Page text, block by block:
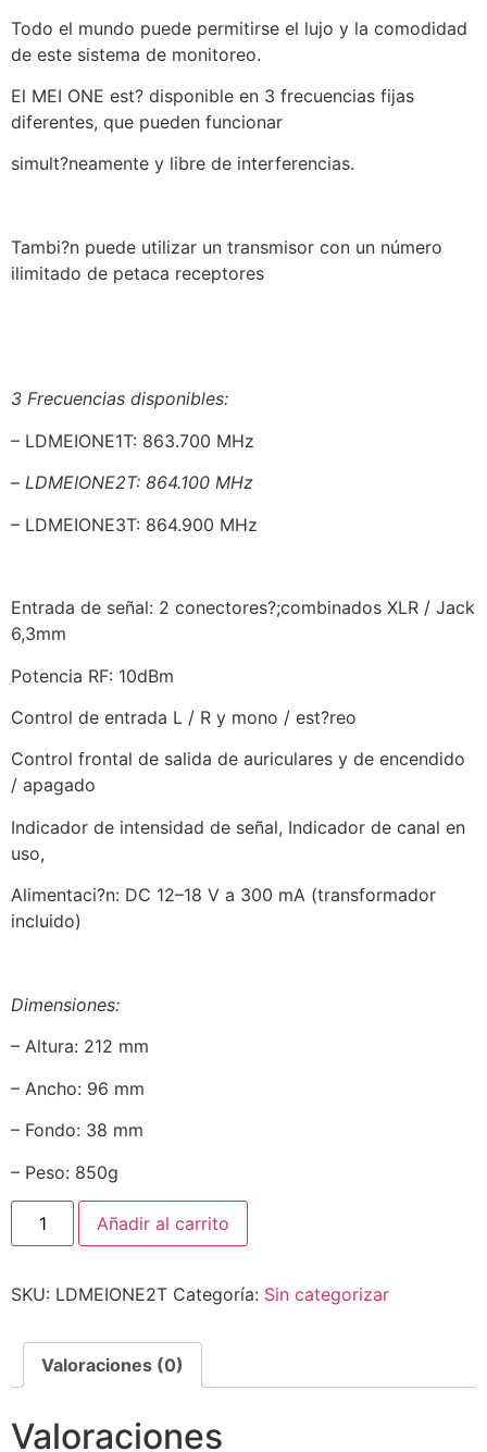
Todo el mundo puede permitirse el lujo y la comodidad
de este sistema de monitoreo.
El MEI ONE est? disponible en 3 frecuencias fijas
diferentes, que pueden funcionar
simult?neamente y libre de interferencias.
Tambi?n puede utilizar un transmisor con un número
ilimitado de petaca receptores
3 Frecuencias disponibles:
– LDMEIONE1T: 863.700 MHz
– LDMEIONE2T: 864.100 MHz
– LDMEIONE3T: 864.900 MHz
Entrada de señal: 2 conectores?;combinados XLR / Jack
6,3mm
Potencia RF: 10dBm
Control de entrada L / R y mono / est?reo
Control frontal de salida de auriculares y de encendido
/ apagado
Indicador de intensidad de señal, Indicador de canal en
uso,
Alimentaci?n: DC 12–18 V a 300 mA (transformador
incluido)
Dimensiones:
– Altura: 212 mm
– Ancho: 96 mm
– Fondo: 38 mm
– Peso: 850g
Añadir al carrito
SKU: LDMEIONE2T Categoría: Sin categorizar
Valoraciones (0)
Valoraciones